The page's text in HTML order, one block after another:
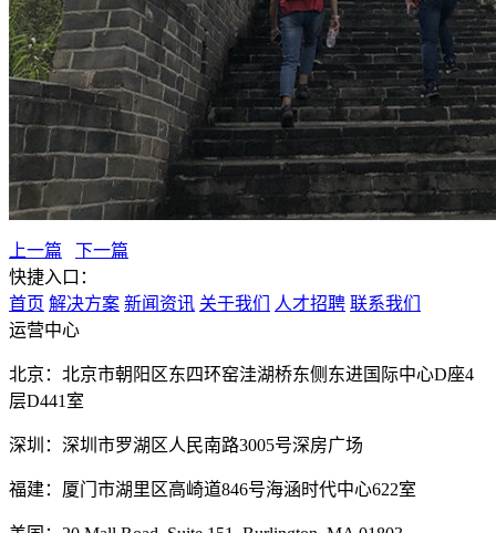
上一篇
下一篇
快捷入口：
首页 解决方案 新闻资讯 关于我们 人才招聘 联系我们
运营中心
北京：北京市朝阳区东四环窑洼湖桥东侧东进国际中心D座4
层D441室
深圳：深圳市罗湖区人民南路3005号深房广场
福建：厦门市湖里区高崎道846号海涵时代中心622室